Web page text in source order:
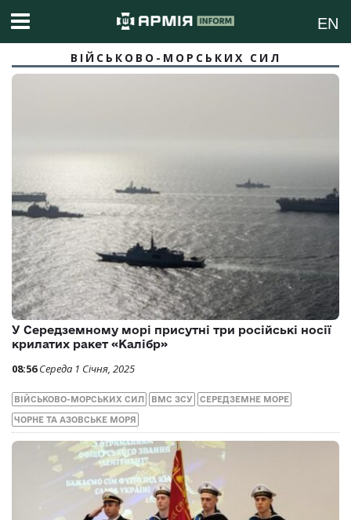
EN
ВІЙСЬКОВО-МОРСЬКИХ СИЛ
У Середземному морі присутні три російські носії
крилатих ракет «Калібр»
08:56 Середа 1 Січня, 2025
ВІЙСЬКОВО-МОРСЬКИХ СИЛ ВМС ЗСУ СЕРЕДЗЕМНЕ МОРЕ
ЧОРНЕ ТА АЗОВСЬКЕ МОРЯ